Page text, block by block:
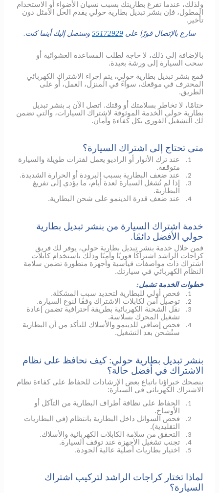
ولذلك، عندما تفرغ بطاريتك بسبب نسيان الأضواء أو الاستخدام
المطول، فإن بنشر تبديل بطارية حولي يقدم الحل الأمثل دون
تأخير.
سارع بالإتصال فورًا على 55172929 وسنصل إليك أينما كنت.
بالإضافة إلى ذلك، لا حاجة لطلب المساعدة العشوائية أو
سحب السيارة إلى ورشة بعيدة.
فمع بنشر تبديل بطارية حولي، يتم إجراء الاشتراك الكهربائي
المحترف في موقعك، سواءً في المنزل، العمل، أو على
الطريق.
ختامًا، لا تخاطر بسلامتك أو وقتك. اتصل الآن بـ بنشر تبديل
بطارية حولي الخدمة الموثوقة لاشتراك السيارات، والتي تضمن
لك التشغيل الفوري بكل كفاءة وأمان.
متى تحتاج إلى اشتراك السيارة؟
1.
عند ترك الأنوار أو الراديو يعمل لفترات طويلة والسيارة
متوقفة.
2. عند ضعف البطارية بسبب البرودة أو الحرارة الشديدة.
3.
إذا لم تُشغل السيارة لعدة أيام، ما يؤدي إلى تفريغ
البطارية.
4. عند ضعف قدرة الدينمو على شحن البطارية.
خدمة اشتراك السيارة من بنشر تبديل بطارية
حولي الأفضل دائمًا.
فمن خلال خدمة بنشر تبديل بطارية حولي، يوفر لك فريق
كراجات الراشد اشتراكًا فوريًا وآمنًا وذلك باستخدام كابلات
اشتراك ذات مواصفات قياسية وأجهزة متطورة تضمن سلامة
النظام الكهربائي في سيارتك.
خطوات الخدمة تشمل:
1. فحص أولي للبطارية لتحديد سبب المشكلة.
2. توصيل آمن لكابلات الاشتراك وفقًا لنوع السيارة.
3.
نقل الشحنة الكهربائية بطريقة احترافية تضمن إعادة
تشغيل المحرك بسلاسة.
4. فحص إضافي للدينمو والأسلاك للتأكد من أن البطارية
ستُشحن بعد التشغيل.
بنشر تبديل بطارية حولي: كيف نحافظ على نظام
الاشتراك في أفضل حالة؟
ينصحك خبراؤنا باتباع بعض الإرشادات للحفاظ على كفاءة نظام
الاشتراك الكهربائي في السيارة:
1.
الحفاظ على نظافة أطراف البطارية من التآكل أو
الأوساخ.
2.
فحص السوائل داخل البطارية بانتظام (في البطاريات
التقليدية).
3. التحقق من سلامة الكابلات الكهربائية والأسلاك.
4. تجنب تشغيل الأجهزة عند توقف السيارة.
5. اختيار بطاريات أصلية عالية الجودة.
لماذا تختار كراجات الراشد لتركيب اشتراك
السيارة؟